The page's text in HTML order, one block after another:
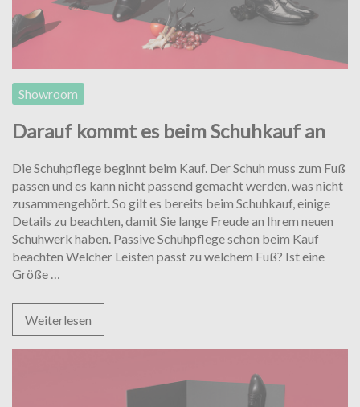
Showroom
Darauf kommt es beim Schuhkauf an
Die Schuhpflege beginnt beim Kauf. Der Schuh muss zum Fuß
passen und es kann nicht passend gemacht werden, was nicht
zusammengehört. So gilt es bereits beim Schuhkauf, einige
Details zu beachten, damit Sie lange Freude an Ihrem neuen
Schuhwerk haben. Passive Schuhpflege schon beim Kauf
beachten Welcher Leisten passt zu welchem Fuß? Ist eine
Größe …
es
beim
Weiterlesen